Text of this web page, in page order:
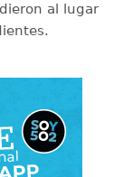
al lugar